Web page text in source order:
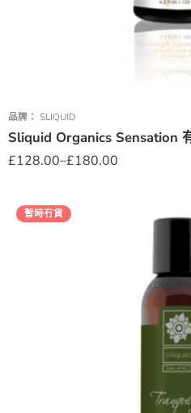
品牌： SLIQUID
Sliquid Organics Sensation
£128.00–£180.00
暫時冇貨